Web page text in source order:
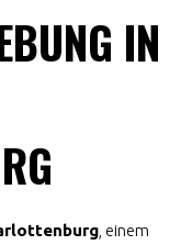
IN
, einem